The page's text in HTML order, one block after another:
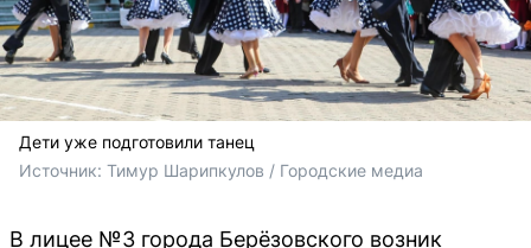
Дети уже подготовили танец
Источник: Тимур Шарипкулов / Городские медиа
В лицее №3 города Берёзовского возник